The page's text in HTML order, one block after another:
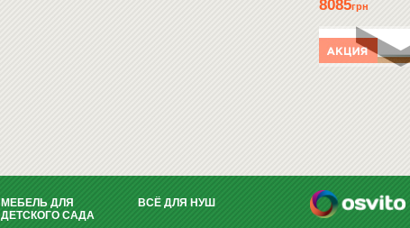
8085грн
1800
1750грн
МЕБЕЛЬ ДЛЯ
ДЕТСКОГО САДА
ВСЁ ДЛЯ НУШ